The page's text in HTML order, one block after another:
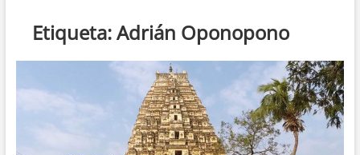
Etiqueta:Adrián Oponopono